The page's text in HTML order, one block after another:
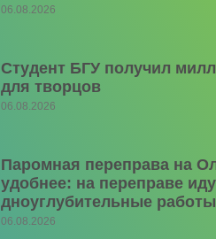
06.08.2026
Студент БГУ получил
для творцов
06.08.2026
Паромная переправа на
удобнее: на переправе
дноуглубительные работы
06.08.2026